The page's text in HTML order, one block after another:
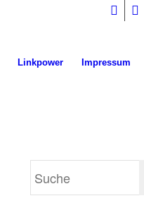
Linkpower Impressum